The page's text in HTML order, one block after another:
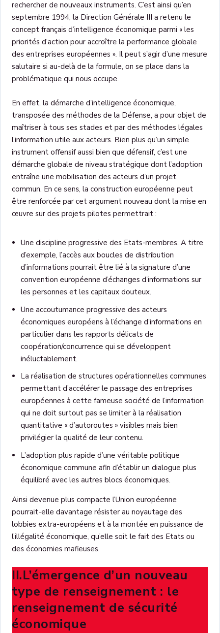
rechercher de nouveaux instruments. C’est ainsi qu’en
septembre 1994, la Direction Générale III a retenu le
concept français d’intelligence économique parmi « les
priorités d’action pour accroître la performance globale
des entreprises européennes ». Il peut s’agir d’une mesure
salutaire si au-delà de la formule, on se place dans la
problématique qui nous occupe.
En effet, la démarche d’intelligence économique,
transposée des méthodes de la Défense, a pour objet de
maîtriser à tous ses stades et par des méthodes légales
l’information utile aux acteurs. Bien plus qu’un simple
instrument offensif aussi bien que défensif, c’est une
démarche globale de niveau stratégique dont l’adoption
entraîne une mobilisation des acteurs d’un projet
commun. En ce sens, la construction européenne peut
être renforcée par cet argument nouveau dont la mise en
œuvre sur des projets pilotes permettrait :
Une discipline progressive des Etats-membres. A titre
d’exemple, l’accès aux boucles de distribution
d’informations pourrait être lié à la signature d’une
convention européenne d’échanges d’informations sur
les personnes et les capitaux douteux.
Une accoutumance progressive des acteurs
économiques européens à l’échange d’informations en
particulier dans les rapports délicats de
coopération/concurrence qui se développent
inéluctablement.
La réalisation de structures opérationnelles communes
permettant d’accélérer le passage des entreprises
européennes à cette fameuse société de l’information
qui ne doit surtout pas se limiter à la réalisation
quantitative « d’autoroutes » visibles mais bien
privilégier la qualité de leur contenu.
L’adoption plus rapide d’une véritable politique
économique commune afin d’établir un dialogue plus
équilibré avec les autres blocs économiques.
Ainsi devenue plus compacte l’Union européenne
pourrait-elle davantage résister au noyautage des
lobbies extra-européens et à la montée en puissance de
l’illégalité économique, qu’elle soit le fait des Etats ou
des économies mafieuses.
II.L’émergence d’un nouveau
type de renseignement : le
renseignement de sécurité
économique